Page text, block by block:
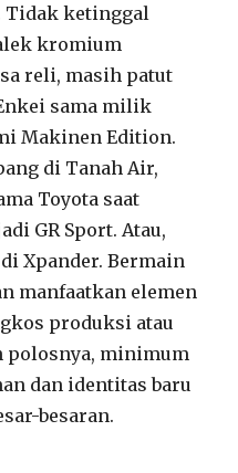
Tidak ketinggal
kromium
reli, masih patut
sama milik
Makinen Edition.
di Tanah Air,
Toyota saat
GR Sport. Atau,
Xpander. Bermain
manfaatkan elemen
produksi atau
polosnya, minimum
dan identitas baru
besaran.